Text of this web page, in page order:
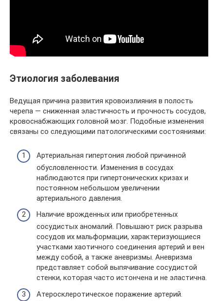
Этиология заболевания
Ведущая причина развития кровоизлияния в полость
черепа — сниженная эластичность и прочность сосудов,
кровоснабжающих головной мозг. Подобные изменения
связаны со следующими патологическими состояниями:
Артериальная гипертония любой причинной
обусловленности. Изменения в сосудах
наблюдаются при гипертонических кризах и
постоянном небольшом увеличении
артериального давления.
Наличие врожденных или приобретенных
сосудистых аномалий. Повышают риск разрыва
сосудов их мальформации, характеризующиеся
участками хаотичного соединения артерий и вен
между собой, а также аневризмы. Аневризма
представляет собой выпячивание сосудистой
стенки, которая часто истончена и не эластична.
Атеросклеротическое поражение артерий.